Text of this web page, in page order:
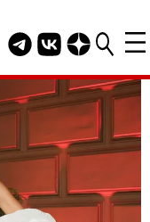
Telegram канал
Группа HELLO
Канал